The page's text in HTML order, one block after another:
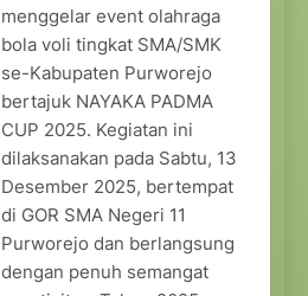
menggelar event olahraga
bola voli tingkat SMA/SMK
se-Kabupaten Purworejo
bertajuk NAYAKA PADMA
CUP 2025. Kegiatan ini
dilaksanakan pada Sabtu, 13
Desember 2025, bertempat
di GOR SMA Negeri 11
Purworejo dan berlangsung
dengan penuh semangat